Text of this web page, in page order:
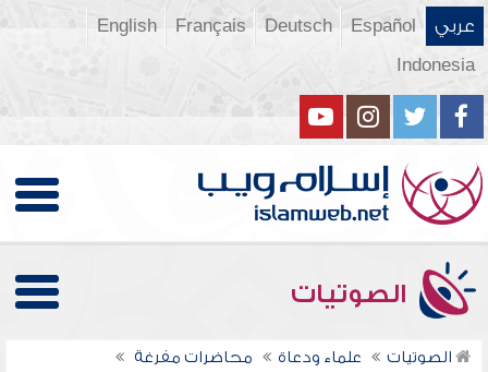
عربي Español
Deutsch
Français
English
Indonesia
الصوتيات
الصوتيات علماء ودعاة
محاضرات مفرغة